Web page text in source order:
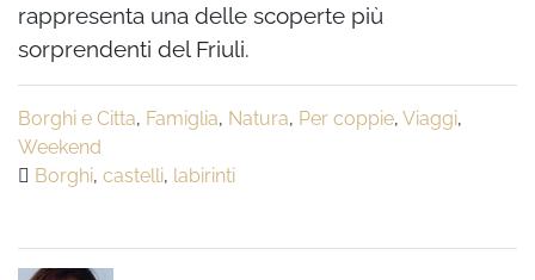
rappresenta una delle scoperte più
sorprendenti del Friuli.
Borghi e Citta, Famiglia, Natura, Per coppie, Viaggi,
Weekend
Borghi, castelli, labirinti